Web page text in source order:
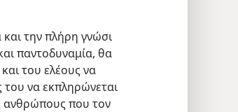
την πλήρη γνώσι
παντοδυναμία, θα
του ελέους να
να εκπληρώνεται
ανθρώπους που τον